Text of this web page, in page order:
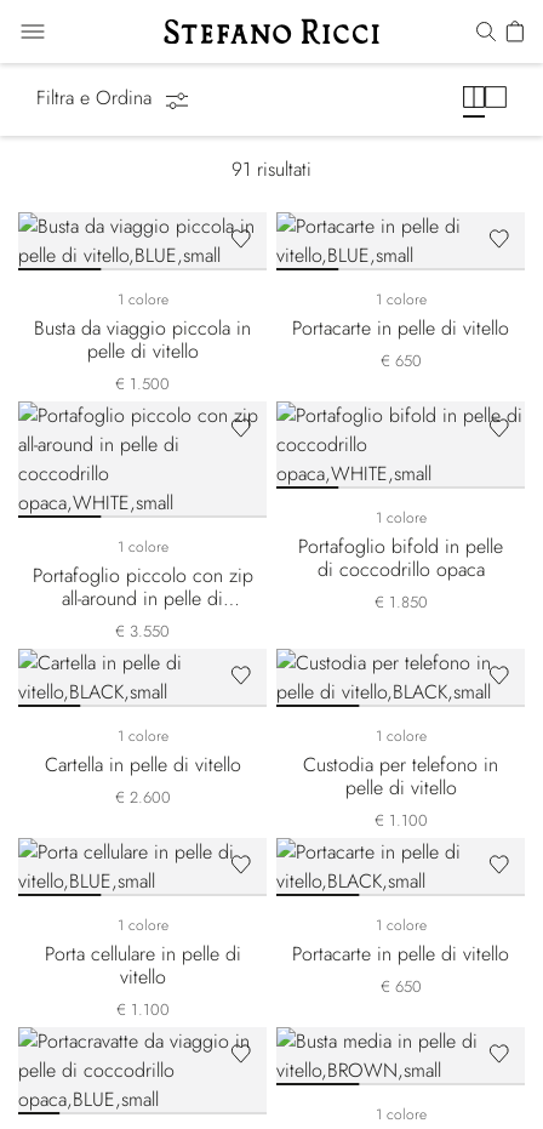
Filtra e Ordina
91 risultati
1 colore
Busta da viaggio piccola in
pelle di vitello
€ 1.500
1 colore
Portacarte in pelle di vitello
€ 650
1 colore
Portafoglio piccolo con zip
all-around in pelle di
coccodrillo opaca
€ 3.550
1 colore
Portafoglio bifold in pelle
di coccodrillo opaca
€ 1.850
1 colore
Cartella in pelle di vitello
€ 2.600
1 colore
Custodia per telefono in
pelle di vitello
€ 1.100
1 colore
Porta cellulare in pelle di
vitello
€ 1.100
1 colore
Portacarte in pelle di vitello
€ 650
1 colore